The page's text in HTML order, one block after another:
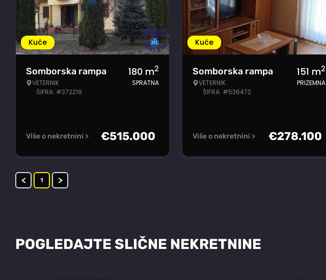
Kuće
Somborska rampa
VETERNIK
ŠIFRA: #372219
180 m2
SPRATNA
Više o nekretnini > €515.000
Kuće
Somborska rampa
VETERNIK
ŠIFRA: #536472
151 m2
PRIZEMNA
Više o nekretnini > €278.100
< 1 >
POGLEDAJTE SLIČNE NEKRETNINE